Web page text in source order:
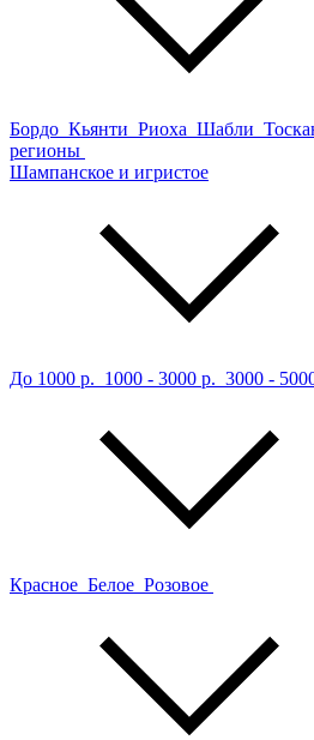
Бордо Кьянти Риоха Шабли
регионы
Шампанское и игристое
До 1000 р. 1000 - 3000 р. 3000 -
Красное Белое Розовое